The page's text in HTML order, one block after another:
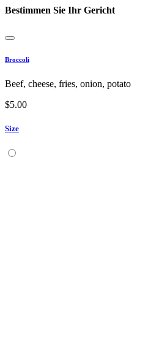
Bestimmen Sie Ihr Gericht
Broccoli
Beef, cheese, fries, onion, potato
$5.00
Size